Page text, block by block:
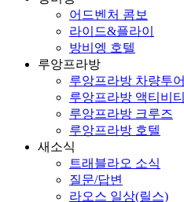
어드벤처 콤보
라이드&플라이
방비엥 호텔
루앙프라방
루앙프라방 차량투어
루앙프라방 액티비티
루앙프라방 크루즈
루앙프라방 호텔
새소식
트래블라오 소식
질문/답변
라오스 일상(릴스)